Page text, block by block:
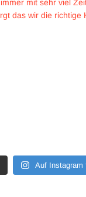
Auf Instagram